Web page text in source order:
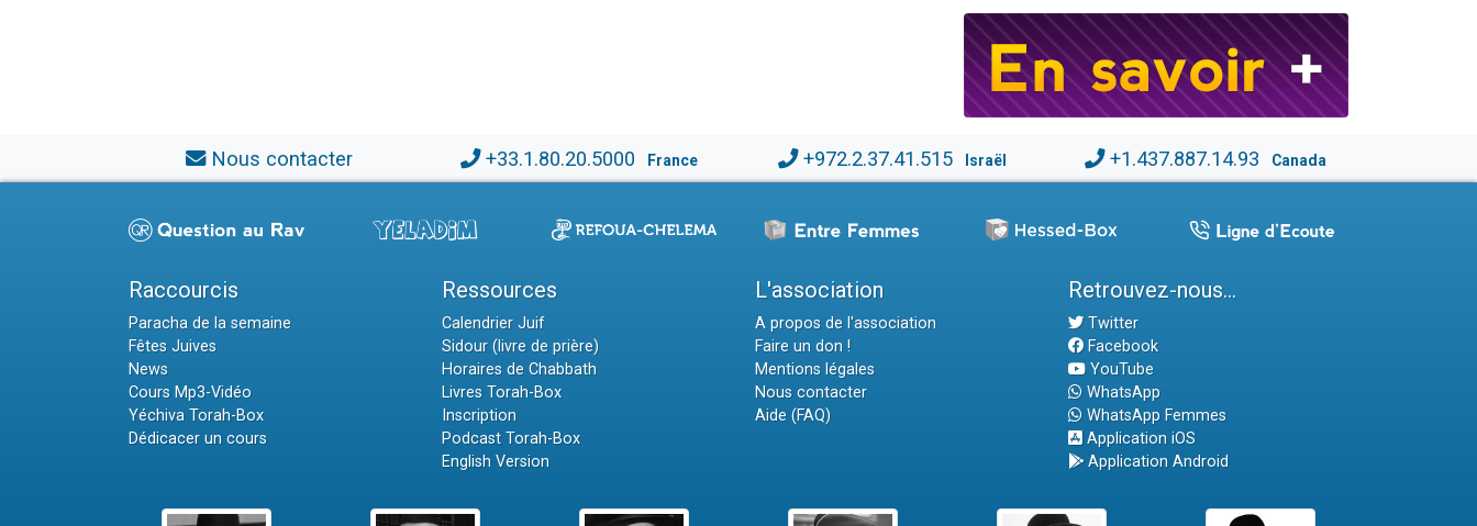
Nous contacter +33.1.80.20.5000 France +972.2.37.41.515 Israël +1.437.887.14.93 Canada
Raccourcis
Paracha de la semaine
Fêtes Juives
News
Cours Mp3-Vidéo
Yéchiva Torah-Box
Dédicacer un cours
Ressources
Calendrier Juif
Sidour (livre de prière)
Horaires de Chabbath
Livres Torah-Box
Inscription
Podcast Torah-Box
English Version
L'association
A propos de l'association
Faire un don !
Mentions légales
Nous contacter
Aide (FAQ)
Retrouvez-nous...
Twitter
Facebook
YouTube
WhatsApp
WhatsApp Femmes
Application iOS
Application Android